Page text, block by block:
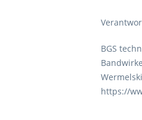
BGS
https://